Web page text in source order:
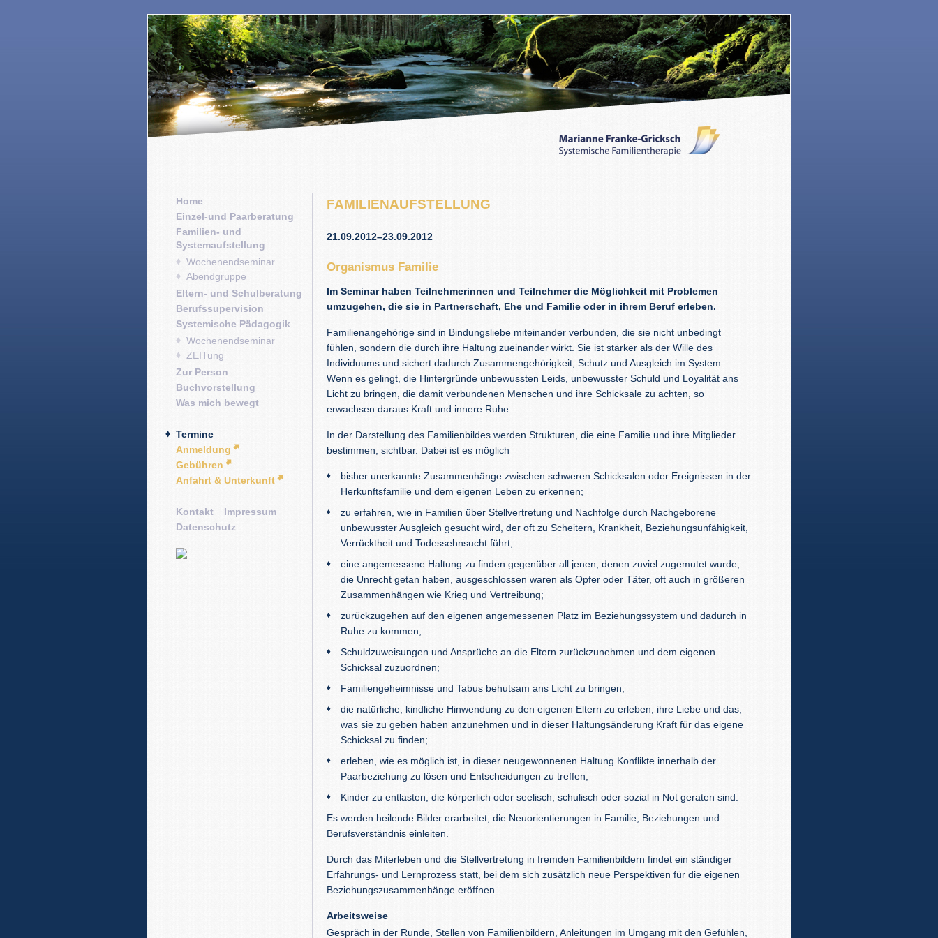
Home
Einzel-und Paarberatung
Familien- und
Systemaufstellung
Wochenendseminar
Abendgruppe
Eltern- und Schulberatung
Berufssupervision
Systemische Pädagogik
Wochenendseminar
ZEITung
Zur Person
Buchvorstellung
Was mich bewegt
Termine
Anmeldung
Gebühren
Anfahrt & Unterkunft
Kontakt
Impressum
Datenschutz
FAMILIENAUFSTELLUNG
21.09.2012–23.09.2012
Organismus Familie
Im Seminar haben Teilnehmerinnen und Teilnehmer die Möglichkeit mit Problemen
umzugehen, die sie in Partnerschaft, Ehe und Familie oder in ihrem Beruf erleben.
Familienangehörige sind in Bindungsliebe miteinander verbunden, die sie nicht unbedingt
fühlen, sondern die durch ihre Haltung zueinander wirkt. Sie ist stärker als der Wille des
Individuums und sichert dadurch Zusammengehörigkeit, Schutz und Ausgleich im System.
Wenn es gelingt, die Hintergründe unbewussten Leids, unbewusster Schuld und Loyalität ans
Licht zu bringen, die damit verbundenen Menschen und ihre Schicksale zu achten, so
erwachsen daraus Kraft und innere Ruhe.
In der Darstellung des Familienbildes werden Strukturen, die eine Familie und ihre Mitglieder
bestimmen, sichtbar. Dabei ist es möglich
bisher unerkannte Zusammenhänge zwischen schweren Schicksalen oder Ereignissen in der
Herkunftsfamilie und dem eigenen Leben zu erkennen;
zu erfahren, wie in Familien über Stellvertretung und Nachfolge durch Nachgeborene
unbewusster Ausgleich gesucht wird, der oft zu Scheitern, Krankheit, Beziehungsunfähigkeit,
Verrücktheit und Todessehnsucht führt;
eine angemessene Haltung zu finden gegenüber all jenen, denen zuviel zugemutet wurde,
die Unrecht getan haben, ausgeschlossen waren als Opfer oder Täter, oft auch in größeren
Zusammenhängen wie Krieg und Vertreibung;
zurückzugehen auf den eigenen angemessenen Platz im Beziehungssystem und dadurch in
Ruhe zu kommen;
Schuldzuweisungen und Ansprüche an die Eltern zurückzunehmen und dem eigenen
Schicksal zuzuordnen;
Familiengeheimnisse und Tabus behutsam ans Licht zu bringen;
die natürliche, kindliche Hinwendung zu den eigenen Eltern zu erleben, ihre Liebe und das,
was sie zu geben haben anzunehmen und in dieser Haltungsänderung Kraft für das eigene
Schicksal zu finden;
erleben, wie es möglich ist, in dieser neugewonnenen Haltung Konflikte innerhalb der
Paarbeziehung zu lösen und Entscheidungen zu treffen;
Kinder zu entlasten, die körperlich oder seelisch, schulisch oder sozial in Not geraten sind.
Es werden heilende Bilder erarbeitet, die Neuorientierungen in Familie, Beziehungen und
Berufsverständnis einleiten.
Durch das Miterleben und die Stellvertretung in fremden Familienbildern findet ein ständiger
Erfahrungs- und Lernprozess statt, bei dem sich zusätzlich neue Perspektiven für die eigenen
Beziehungszusammenhänge eröffnen.
Arbeitsweise
Gespräch in der Runde, Stellen von Familienbildern, Anleitungen im Umgang mit den Gefühlen,